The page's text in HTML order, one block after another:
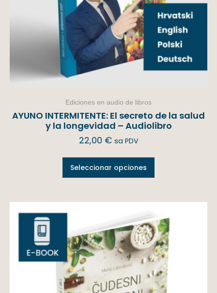
Ediciones en audio de libros
AYUNO INTERMITENTE: El secreto de la salud
y la longevidad – Audiolibro
22,00 € sa PDV
Seleccionar opciones